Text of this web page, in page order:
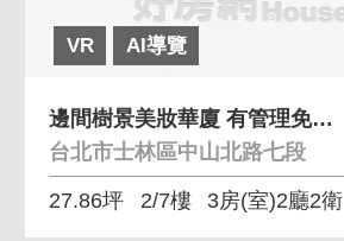
VR AI導覽
邊間樹景美妝華廈 有管理免追垃圾車，2加1房
台北市士林區中山北路七段
27.86坪 2/7樓 3房(室)2廳2衛